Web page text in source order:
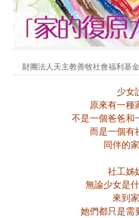
財團法人天主教善牧社會福利基
少女
原來有一種
不是一個爸爸和
而是一個有
同伴的
社工姊
無論少女是
來到
她們都只是需